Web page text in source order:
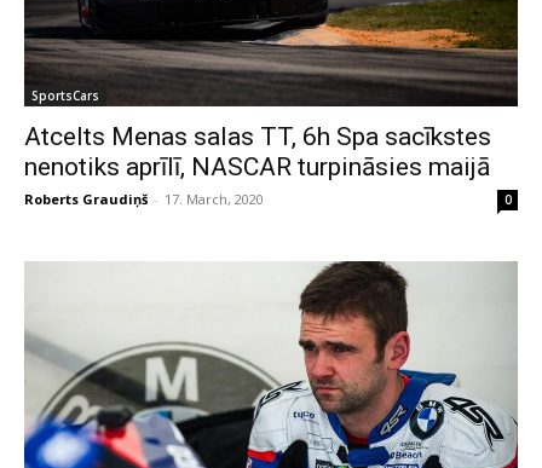
SportsCars
Atcelts Menas salas TT, 6h Spa sacīkstes
nenotiks aprīlī, NASCAR turpināsies maijā
Roberts Graudiņš - 17. March, 2020 0